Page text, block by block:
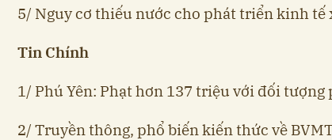
5/ Nguy cơ thiếu nước cho phát triển kinh tế
Tin Chính
1/ Phú Yên: Phạt hơn 137 triệu với đối
2/ Truyền thông, phổ biến kiến thức về